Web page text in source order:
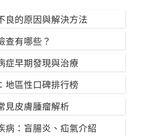
良的原因與解決方法
查有哪些？
症早期發現與治療
地區性口碑排行榜
見皮膚腫瘤解析
病：盲腸炎、疝氣介紹